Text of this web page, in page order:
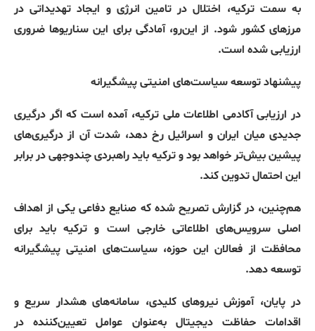
به سمت ترکیه، اختلال در تامین انرژی و ایجاد تهدیداتی در
مرزهای کشور شود. از این‌رو، آمادگی برای این سناریوها ضروری
ارزیابی شده است.
پیشنهادتوسعهسیاست‌های امنیتیپیشگیرانه
در ارزیابی آکادمی اطلاعات ملی ترکیه، آمده است که اگر درگیری
جدیدی میان ایران و اسرائیل رخ دهد، شدت آن از درگیری‌های
پیشین بیش‌تر خواهد بود و ترکیه باید راهبردی چندوجهی در برابر
این احتمال تدوین کند.
هم‌چنین، در گزارش تصریح شده که صنایع دفاعی یکی از اهداف
اصلی سرویس‌های اطلاعاتی خارجی است و ترکیه باید برای
محافظت از فعالان این حوزه، سیاست‌های امنیتی پیشگیرانه
توسعه دهد.
در پایان، آموزش نیروهای کلیدی، سامانه‌های هشدار سریع و
اقدامات حفاظت دیجیتال به‌عنوان عوامل تعیین‌کننده در